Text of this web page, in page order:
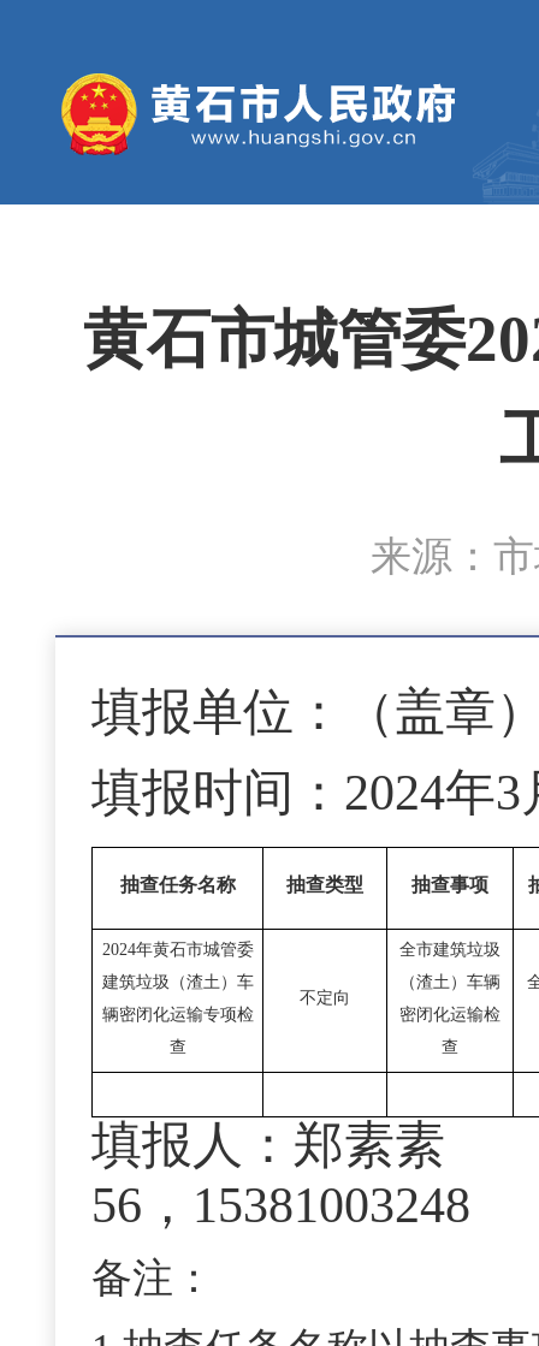
黄石市城管委
来源：
填报单位：（盖章
填报时间： 2024年3
抽查任务名称 抽查类型 抽查事项
2024年黄石市城管委
建筑垃圾（渣土）车
辆密闭化运输专项检
查
不定向
全市建筑垃圾
（渣土）车辆
密闭化运输检
查
填报人：郑素素
56，15381003248
备注：